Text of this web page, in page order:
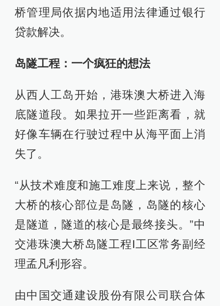
桥管理局依据内地适用法律通过银行
贷款解决。
岛隧工程：一个疯狂的想法
从西人工岛开始，港珠澳大桥进入海
底隧道段。如果拉开一些距离看，就
好像车辆在行驶过程中从海平面上消
失了。
“从技术难度和施工难度上来说，整个
大桥的核心部位是岛隧，岛隧的核心
是隧道，隧道的核心是最终接头。”中
交港珠澳大桥岛隧工程I工区常务副经
理孟凡利形容。
由中国交通建设股份有限公司联合体